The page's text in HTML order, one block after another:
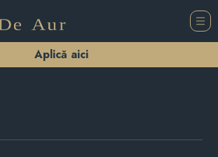
Aplică aici